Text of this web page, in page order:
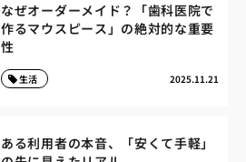
なぜオーダーメイド？「歯科医院で
作るマウスピース」の絶対的な重要
性
2025.11.21
生活
ある利用者の本音、「安くて手軽」